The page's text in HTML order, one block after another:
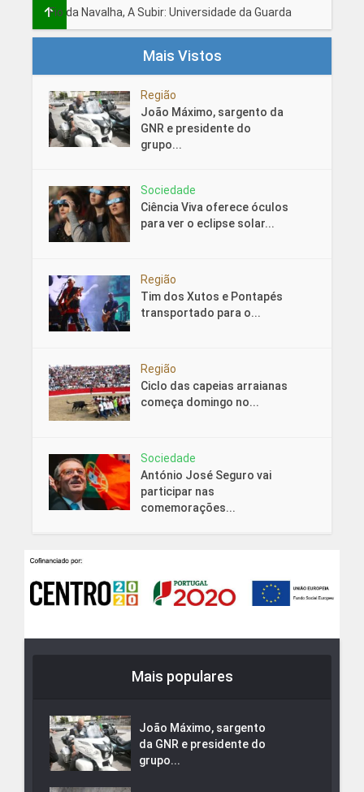
Fio da Navalha, A Subir: Universidade da Guarda
Mais Vistos
Região
João Máximo, sargento da
GNR e presidente do
grupo...
Sociedade
Ciência Viva oferece óculos
para ver o eclipse solar...
Região
Tim dos Xutos e Pontapés
transportado para o...
Região
Ciclo das capeias arraianas
começa domingo no...
Sociedade
António José Seguro vai
participar nas
comemorações...
Mais populares
João Máximo, sargento
da GNR e presidente do
grupo...